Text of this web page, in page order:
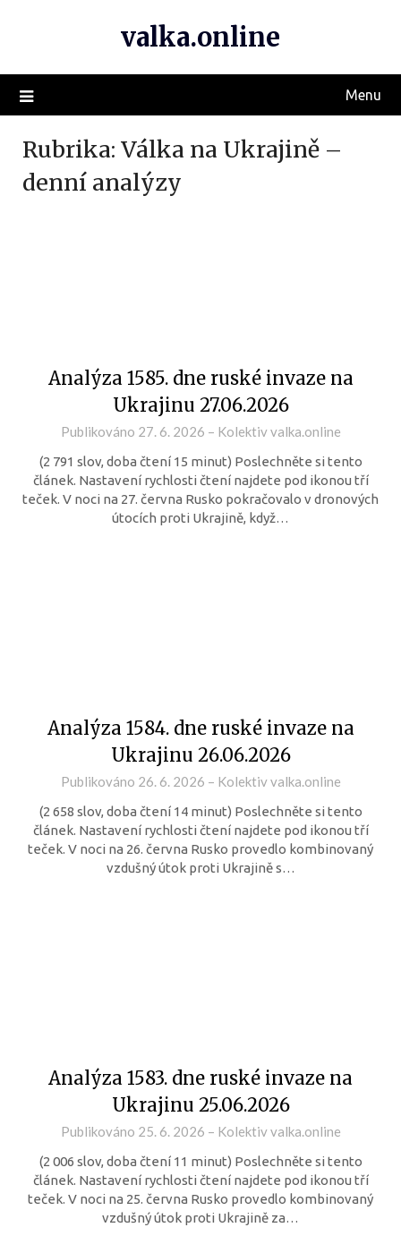
valka.online
Menu
Rubrika: Válka na Ukrajině –
denní analýzy
Analýza 1585. dne ruské invaze na
Ukrajinu 27.06.2026
Publikováno 27. 6. 2026 – Kolektiv valka.online
(2 791 slov, doba čtení 15 minut) Poslechněte si tento
článek. Nastavení rychlosti čtení najdete pod ikonou tří
teček. V noci na 27. června Rusko pokračovalo v dronových
útocích proti Ukrajině, když…
Analýza 1584. dne ruské invaze na
Ukrajinu 26.06.2026
Publikováno 26. 6. 2026 – Kolektiv valka.online
(2 658 slov, doba čtení 14 minut) Poslechněte si tento
článek. Nastavení rychlosti čtení najdete pod ikonou tří
teček. V noci na 26. června Rusko provedlo kombinovaný
vzdušný útok proti Ukrajině s…
Analýza 1583. dne ruské invaze na
Ukrajinu 25.06.2026
Publikováno 25. 6. 2026 – Kolektiv valka.online
(2 006 slov, doba čtení 11 minut) Poslechněte si tento
článek. Nastavení rychlosti čtení najdete pod ikonou tří
teček. V noci na 25. června Rusko provedlo kombinovaný
vzdušný útok proti Ukrajině za…